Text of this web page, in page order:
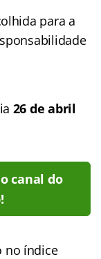
para a
26 de abril
canal do
no índice